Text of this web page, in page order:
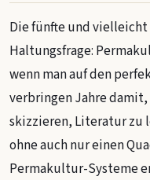
Die fünfte und
Haltungsfrage:
wenn man auf den
verbringen Jahre
skizzieren, Literatur zu
ohne auch nur einen
Permakultur-Systeme